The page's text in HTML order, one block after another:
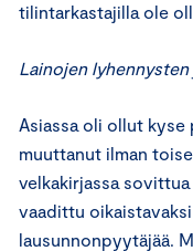
tilintarkastajilla ole
Lainojen
Asiassa oli ollut kyse
muuttanut ilman
velkakirjassa
vaadittu
lausunnonpyytäjää.